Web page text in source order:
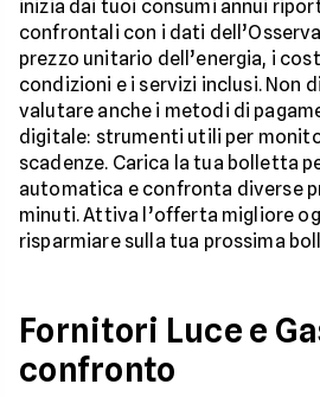
inizia dai tuoi consumi annui
confrontali con i dati
prezzo unitario dell’energia, i
condizioni e i servizi inclusi. Non
valutare anche i metodi di
digitale: strumenti utili per
scadenze. Carica la tua bolletta
automatica e confronta diverse
minuti. Attiva l’offerta migliore
risparmiare sulla tua prossima
Fornitori Luce e
confronto